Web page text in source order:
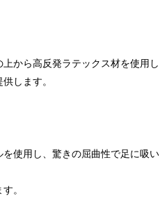
から高反発ラテックス材を使用し
します。
使用し、驚きの屈曲性で足に吸い
。